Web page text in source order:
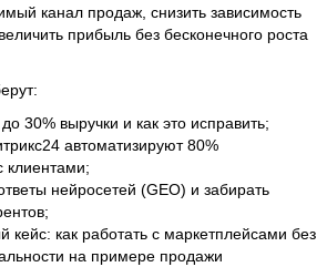
канал продаж, снизить зависимость
прибыль без бесконечного роста
до 30% выручки и как это исправить;
автоматизируют 80%
клиентами;
нейросетей (GEO) и забирать
кейс: как работать с маркетплейсами без
на примере продажи